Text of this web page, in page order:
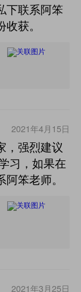
下联系阿笨
获。
2021年4月15日
，强烈建议
习，如果在
笨老师。
2021年3月25日